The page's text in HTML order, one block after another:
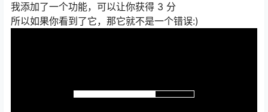
我添加了一个功能，可以让你获得 3 分
所以如果你看到了它，那它就不是一个错误:)